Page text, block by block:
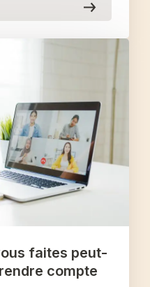
faites peut-
compte